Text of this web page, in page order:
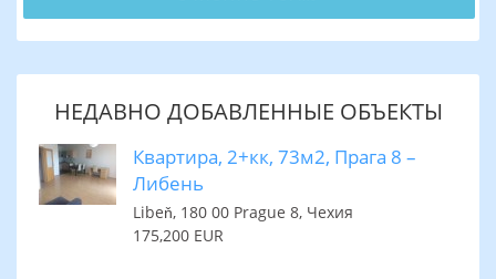
НЕДАВНО ДОБАВЛЕННЫЕ ОБЪЕКТЫ
Квартира, 2+кк, 73м2, Прага 8 –
Либень
Libeň, 180 00 Prague 8, Чехия
175,200 EUR